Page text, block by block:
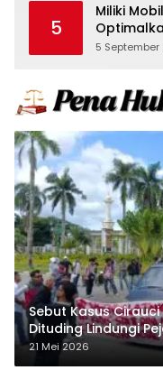
5
Miliki
5 September
Sebut Kasus
Dituding Lindungi
21 Mei 2026